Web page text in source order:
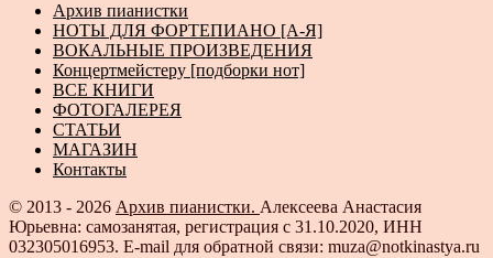
Архив пианистки
НОТЫ ДЛЯ ФОРТЕПИАНО [А-Я]
ВОКАЛЬНЫЕ ПРОИЗВЕДЕНИЯ
Концертмейстеру [подборки нот]
ВСЕ КНИГИ
ФОТОГАЛЕРЕЯ
СТАТЬИ
МАГАЗИН
Контакты
© 2013 - 2026 Архив пианистки. Алексеева Анастасия
Юрьевна: самозанятая, регистрация с 31.10.2020, ИНН
032305016953. E-mail для обратной связи: muza@notkinastya.ru